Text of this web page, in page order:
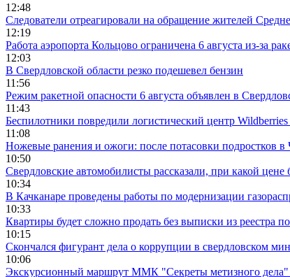
12:48
Следователи отреагировали на обращение жителей
12:19
Работа аэропорта Кольцово ограничена 6 августа из-за
12:03
В Свердловской области резко подешевел бензин
11:56
Режим ракетной опасности 6 августа объявлен в
11:43
Беспилотники повредили логистический центр Wildberries
11:08
Ножевые ранения и ожоги: после потасовки подростков в
10:50
Свердловские автомобилисты рассказали, при какой
10:34
В Качканаре проведены работы по модернизации
10:33
Квартиры будет сложно продать без выписки из реестра
10:15
Скончался фигурант дела о коррупции в свердловском
10:06
Экскурсионный маршрут ММК "Секреты метизного дела"